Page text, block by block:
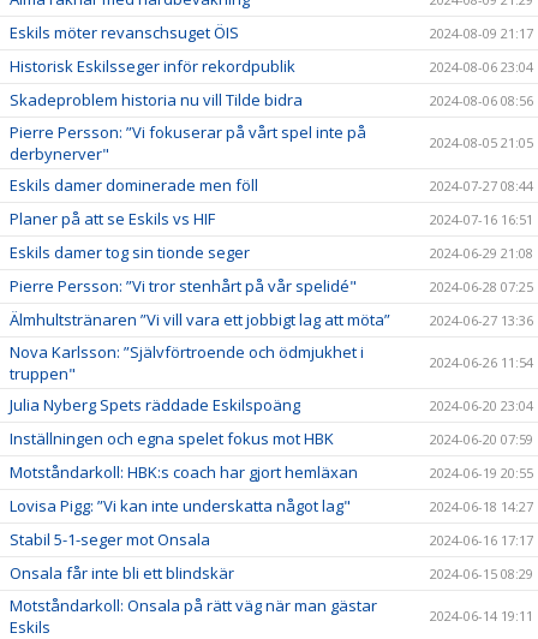
Eskils möter revanschsuget ÖIS 2024-08-09 21:17
Historisk Eskilsseger inför rekordpublik 2024-08-06 23:04
Skadeproblem historia nu vill Tilde bidra 2024-08-06 08:56
Pierre Persson: ”Vi fokuserar på vårt spel inte på
derbynerver"
2024-08-05 21:05
Eskils damer dominerade men föll 2024-07-27 08:44
Planer på att se Eskils vs HIF 2024-07-16 16:51
Eskils damer tog sin tionde seger 2024-06-29 21:08
Pierre Persson: ”Vi tror stenhårt på vår spelidé" 2024-06-28 07:25
Älmhultstränaren ”Vi vill vara ett jobbigt lag att möta” 2024-06-27 13:36
Nova Karlsson: ”Självförtroende och ödmjukhet i
truppen"
2024-06-26 11:54
Julia Nyberg Spets räddade Eskilspoäng 2024-06-20 23:04
Inställningen och egna spelet fokus mot HBK 2024-06-20 07:59
Motståndarkoll: HBK:s coach har gjort hemläxan 2024-06-19 20:55
Lovisa Pigg: ”Vi kan inte underskatta något lag" 2024-06-18 14:27
Stabil 5-1-seger mot Onsala 2024-06-16 17:17
Onsala får inte bli ett blindskär 2024-06-15 08:29
Motståndarkoll: Onsala på rätt väg när man gästar
Eskils
2024-06-14 19:11